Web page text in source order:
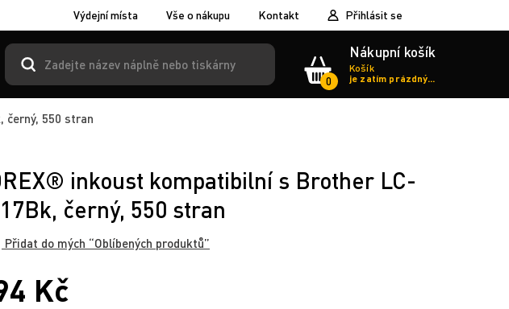
Výdejní místa Vše o nákupu Kontakt Přihlásit se
0
Nákupní košík
Košík
je zatím prázdný...
černý, 550 stran
inkoust kompatibilní s Brother LC-
černý, 550 stran
Přidat do mých “Oblíbených produktů”
Kč